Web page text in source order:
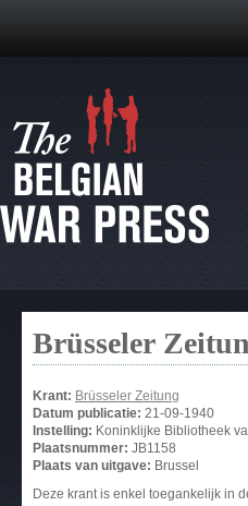
Brüsseler
Krant: Brüsseler Zeitung
Datum publicatie: 21-09-1940
Instelling: Koninklijke Bibliotheek
Plaatsnummer: JB1158
Plaats van uitgave: Brussel
Deze krant is enkel toegankelijk in